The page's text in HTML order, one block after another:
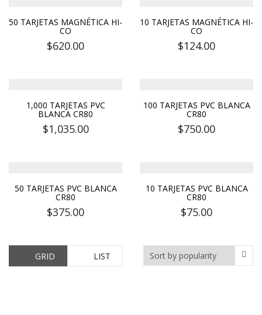
50 TARJETAS MAGNÉTICA HI-
CO
$620.00
10 TARJETAS MAGNÉTICA HI-
CO
$124.00
1,000 TARJETAS PVC
BLANCA CR80
$1,035.00
100 TARJETAS PVC BLANCA
CR80
$750.00
50 TARJETAS PVC BLANCA
CR80
$375.00
10 TARJETAS PVC BLANCA
CR80
$75.00
GRID LIST